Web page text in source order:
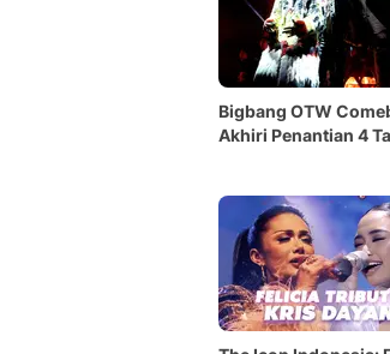
Bigbang OTW
Akhiri Penantian 4